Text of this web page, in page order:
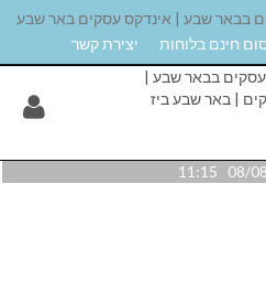
בבאר שבע | אינדקס עסקים באר שבע
חינם בלוחות יצירת קשר
08/08/